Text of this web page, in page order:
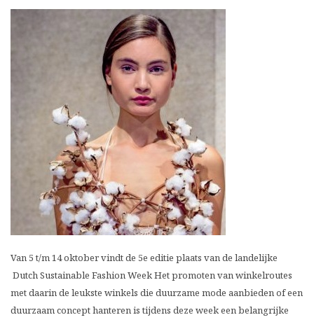
Van 5 t/m 14 oktober vindt de 5e editie plaats van de landelijke
Dutch Sustainable Fashion Week Het promoten van winkelroutes
met daarin de leukste winkels die duurzame mode aanbieden of een
duurzaam concept hanteren is tijdens deze week een belangrijke